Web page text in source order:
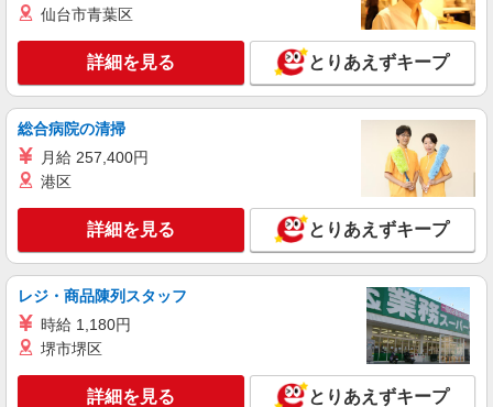
時給1650円〜2312円 ＜日払い有/週払い有/交
通費全支給(ガソリン代含む)＞
練馬区内//江古田駅近く
キープ 詳細を見る
派遣社員
株式会社トラストグロース 新宿本社 第3営業部
住宅型有料老人ホームでの看護師
時給：2200円〜2400円 ※経験による
キープ 詳細を見る
株式会社kotrio /●SW-S-2098634
仙台市青葉区
詳細を見る とりあえずキープ
総合病院の清掃
月給 257,400円
港区
詳細を見る とりあえずキープ
レジ・商品陳列スタッフ
時給 1,180円
堺市堺区
詳細を見る とりあえずキープ